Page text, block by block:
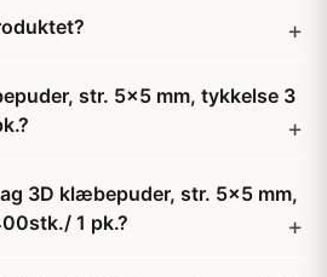
str. 5x5 mm, tykkelse 3
3D klæbepuder, str. 5x5 mm,
1 pk.?